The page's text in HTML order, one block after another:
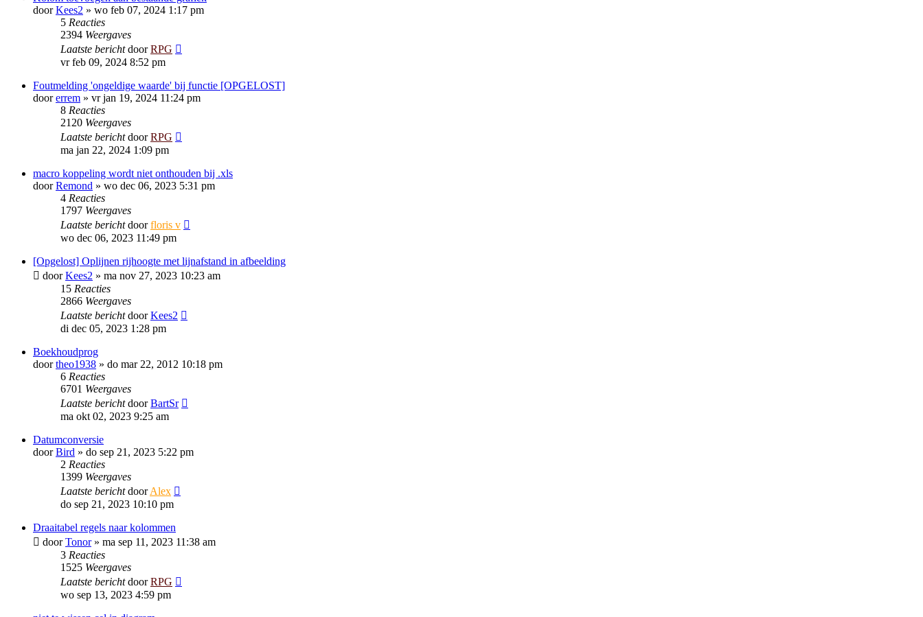
doorKees2 » wo feb 07, 2024 1:17 pm
5 Reacties
2394 Weergaves
Laatste berichtdoorRPG
vr feb 09, 2024 8:52 pm
Foutmelding 'ongeldige waarde' bij functie [OPGELOST]
doorerrem » vr jan 19, 2024 11:24 pm
8 Reacties
2120 Weergaves
Laatste berichtdoorRPG
ma jan 22, 2024 1:09 pm
macro koppeling wordt niet onthouden bij .xls
doorRemond » wo dec 06, 2023 5:31 pm
4 Reacties
1797 Weergaves
Laatste berichtdoorfloris v
wo dec 06, 2023 11:49 pm
[Opgelost] Oplijnen rijhoogte met lijnafstand in afbeelding
doorKees2 » ma nov 27, 2023 10:23 am
15 Reacties
2866 Weergaves
Laatste berichtdoorKees2
di dec 05, 2023 1:28 pm
Boekhoudprog
doortheo1938 » do mar 22, 2012 10:18 pm
6 Reacties
6701 Weergaves
Laatste berichtdoorBartSr
ma okt 02, 2023 9:25 am
Datumconversie
doorBird » do sep 21, 2023 5:22 pm
2 Reacties
1399 Weergaves
Laatste berichtdoorAlex
do sep 21, 2023 10:10 pm
Draaitabel regels naar kolommen
doorTonor» ma sep 11, 2023 11:38 am
3 Reacties
1525 Weergaves
Laatste berichtdoorRPG
wo sep 13, 2023 4:59 pm